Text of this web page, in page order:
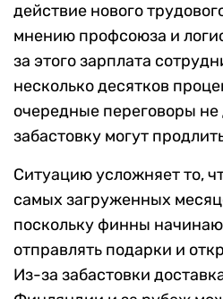
действие нового
мнению профсоюза и
за этого зарплата
несколько десятков
очередные переговоры не
забастовку могут
Ситуацию усложняет то,
самых загруженных
поскольку финны
отправлять подарки и
Из-за забастовки